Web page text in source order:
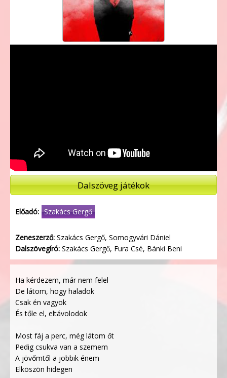
Dalszöveg játékok
Előadó: Szakács Gergő
Zeneszerző: Szakács Gergő, Somogyvári Dániel
Dalszövegíró: Szakács Gergő, Fura Csé, Bánki Beni
Ha kérdezem, már nem felel
De látom, hogy haladok
Csak én vagyok
És tőle el, eltávolodok
Most fáj a perc, még látom őt
Pedig csukva van a szemem
A jövőmtől a jobbik énem
Elköszön hidegen